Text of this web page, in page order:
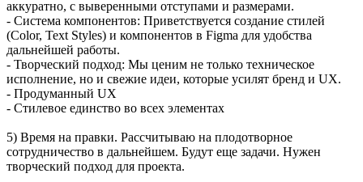
аккуратно, с выверенными отступами и размерами.
- Система компонентов: Приветствуется создание стилей
(Color, Text Styles) и компонентов в Figma для удобства
дальнейшей работы.
- Творческий подход: Мы ценим не только техническое
исполнение, но и свежие идеи, которые усилят бренд и UX.
- Продуманный UX
- Cтилевое единство во всех элементах
5) Время на правки. Рассчитываю на плодотворное
сотрудничество в дальнейшем. Будут еще задачи. Нужен
творческий подход для проекта.